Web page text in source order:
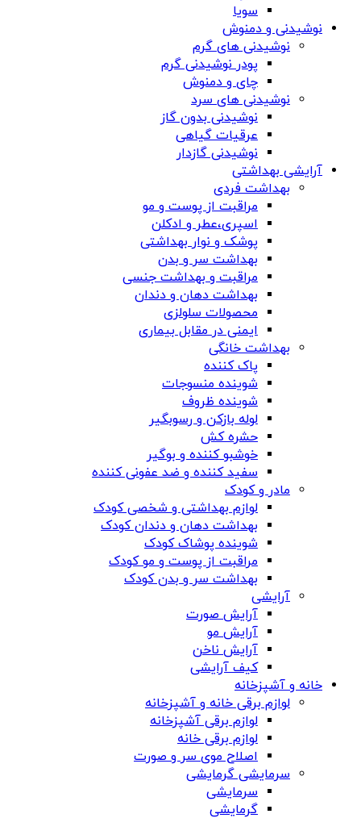
سویا
نوشیدنی و دمنوش
نوشیدنی های گرم
پودر نوشیدنی گرم
چای و دمنوش
نوشیدنی های سرد
نوشیدنی بدون گاز
عرقیات گیاهی
نوشیدنی گازدار
آرایشی بهداشتی
بهداشت فردی
مراقبت از پوست و مو
اسپری،عطر و ادکلن
پوشک و نوار بهداشتی
بهداشت سر و بدن
مراقبت و بهداشت جنسی
بهداشت دهان و دندان
محصولات سلولزی
ایمنی در مقابل بیماری
بهداشت خانگی
پاک کننده
شوینده منسوجات
شوینده ظروف
لوله بازکن و رسوبگیر
حشره کش
خوشبو کننده و بوگیر
سفید کننده و ضد عفونی کننده
مادر و کودک
لوازم بهداشتی و شخصی کودک
بهداشت دهان و دندان کودک
شوینده پوشاک کودک
مراقبت از پوست و مو کودک
بهداشت سر و بدن کودک
آرایشی
آرایش صورت
آرایش مو
آرایش ناخن
کیف آرایشی
خانه و آشپزخانه
لوازم برقی خانه و آشپزخانه
لوازم برقی آشپزخانه
لوازم برقی خانه
اصلاح موی سر و صورت
سرمایشی گرمایشی
سرمایشی
گرمایشی